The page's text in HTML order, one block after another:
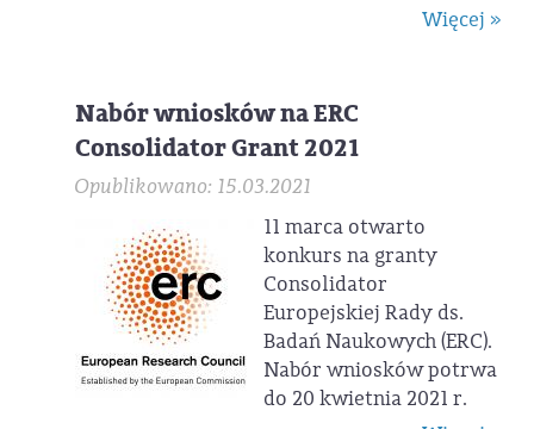
Więcej »
Nabór wniosków na ERC
Consolidator Grant 2021
Opublikowano: 15.03.2021
11 marca otwarto
konkurs na granty
Consolidator
Europejskiej Rady ds.
Badań Naukowych (ERC).
Nabór wniosków potrwa
do 20 kwietnia 2021 r.